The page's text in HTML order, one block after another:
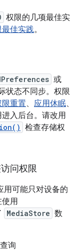
权限的几项最佳实
最佳实践。
或
状态不同步。权限
限重置、 应用休眠、
入后台。请改用
检查存储权
问权限
用可能只对设备的
用
MediaStore 数
查询